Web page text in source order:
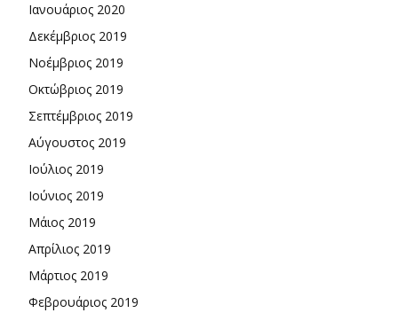
Ιανουάριος 2020
Δεκέμβριος 2019
Νοέμβριος 2019
Οκτώβριος 2019
Σεπτέμβριος 2019
Αύγουστος 2019
Ιούλιος 2019
Ιούνιος 2019
Μάιος 2019
Απρίλιος 2019
Μάρτιος 2019
Φεβρουάριος 2019